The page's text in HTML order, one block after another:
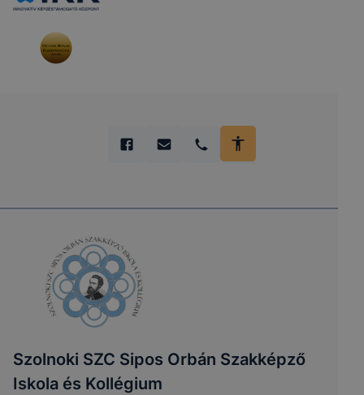
Szolnoki SZC Sipos Orbán Szakképző
Iskola és Kollégium